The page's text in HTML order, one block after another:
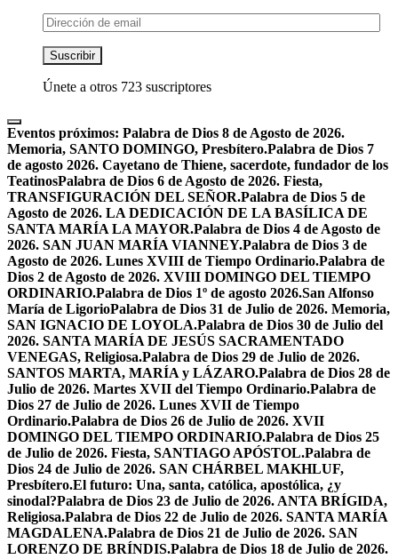
Dirección
de
email
Suscribir
Únete a otros 723 suscriptores
Eventos próximos: Palabra de Dios 8 de Agosto de 2026.
Memoria, SANTO DOMINGO, Presbítero.Palabra de Dios 7
de agosto 2026. Cayetano de Thiene, sacerdote, fundador de los
TeatinosPalabra de Dios 6 de Agosto de 2026. Fiesta,
TRANSFIGURACIÓN DEL SEÑOR.Palabra de Dios 5 de
Agosto de 2026. LA DEDICACIÓN DE LA BASÍLICA DE
SANTA MARÍA LA MAYOR.Palabra de Dios 4 de Agosto de
2026. SAN JUAN MARÍA VIANNEY.Palabra de Dios 3 de
Agosto de 2026. Lunes XVIII de Tiempo Ordinario.Palabra de
Dios 2 de Agosto de 2026. XVIII DOMINGO DEL TIEMPO
ORDINARIO.Palabra de Dios 1º de agosto 2026.San Alfonso
María de LigorioPalabra de Dios 31 de Julio de 2026. Memoria,
SAN IGNACIO DE LOYOLA.Palabra de Dios 30 de Julio del
2026. SANTA MARÍA DE JESÚS SACRAMENTADO
VENEGAS, Religiosa.Palabra de Dios 29 de Julio de 2026.
SANTOS MARTA, MARÍA y LÁZARO.Palabra de Dios 28 de
Julio de 2026. Martes XVII del Tiempo Ordinario.Palabra de
Dios 27 de Julio de 2026. Lunes XVII de Tiempo
Ordinario.Palabra de Dios 26 de Julio de 2026. XVII
DOMINGO DEL TIEMPO ORDINARIO.Palabra de Dios 25
de Julio de 2026. Fiesta, SANTIAGO APÓSTOL.Palabra de
Dios 24 de Julio de 2026. SAN CHÁRBEL MAKHLUF,
Presbítero.El futuro: Una, santa, católica, apostólica, ¿y
sinodal?Palabra de Dios 23 de Julio de 2026. ANTA BRÍGIDA,
Religiosa.Palabra de Dios 22 de Julio de 2026. SANTA MARÍA
MAGDALENA.Palabra de Dios 21 de Julio de 2026. SAN
LORENZO DE BRÍNDIS.Palabra de Dios 18 de Julio de 2026.